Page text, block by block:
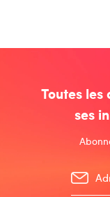
Toutes
ses